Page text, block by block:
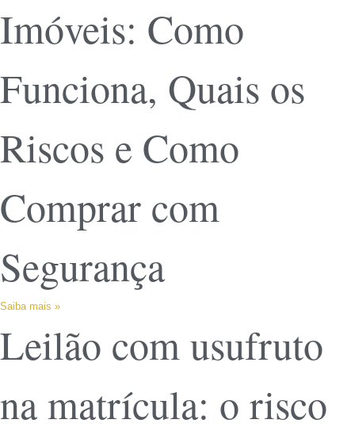
Imóveis: Como
Funciona, Quais os
Riscos e Como
Comprar com
Segurança
Saiba mais »
Leilão com usufruto
na matrícula: o risco